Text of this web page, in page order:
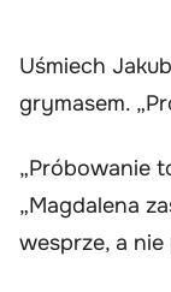
Uśmiech
grymasem.
„Próbowanie
„Magdalena
wesprze, a nie